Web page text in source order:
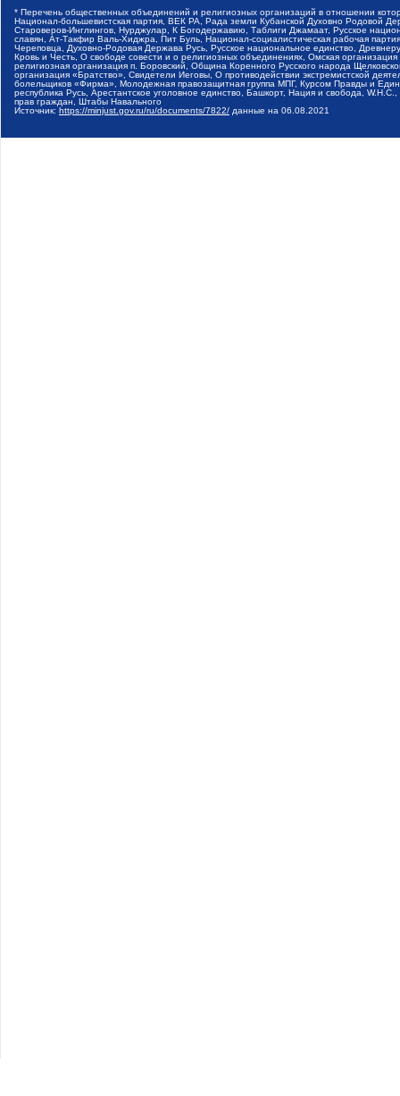
* Перечень общественных объединений и религиозных организаций в отношении
Национал-большевистская партия, ВЕК РА, Рада земли Кубанской Духовно Родовой
Староверов-Инглингов, Нурджулар, К Богодержавию, Таблиги Джамаат, Русское
славян, Ат-Такфир Валь-Хиджра, Пит Буль, Национал-социалистическая рабочая
Череповца, Духовно-Родовая Держава Русь, Русское национальное единство,
Кровь и Честь, О свободе совести и о религиозных объединениях, Омская
религиозная организация п. Боровский, Община Коренного Русского народа
организация «Братство», Свидетели Иеговы, О противодействии экстремистской
болельщиков «Фирма», Молодежная правозащитная группа МПГ, Курсом Правды и
республика Русь, Арестантское уголовное единство, Башкорт, Нация и свобода,
прав граждан, Штабы Навального
Источник: https://minjust.gov.ru/ru/documents/7822/ данные на 06.08.2021